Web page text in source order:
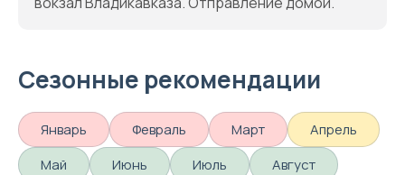
Сезонные рекомендации
Январь Февраль Март
Апрель
Май
Июнь Июль
Август